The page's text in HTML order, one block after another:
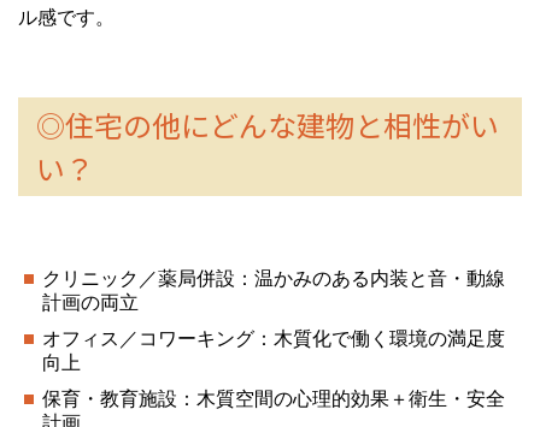
ル感です。
◎住宅の他にどんな建物と相性がい
い？
クリニック／薬局併設：温かみのある内装と音・動線
計画の両立
オフィス／コワーキング：木質化で働く環境の満足度
向上
保育・教育施設：木質空間の心理的効果＋衛生・安全
計画